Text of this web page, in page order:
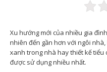
Xu hướng mới của nhiều gia
nhiên đến gần hơn với ngôi
xanh trong nhà hay thiết kế
được sử dụng nhiều nhất.